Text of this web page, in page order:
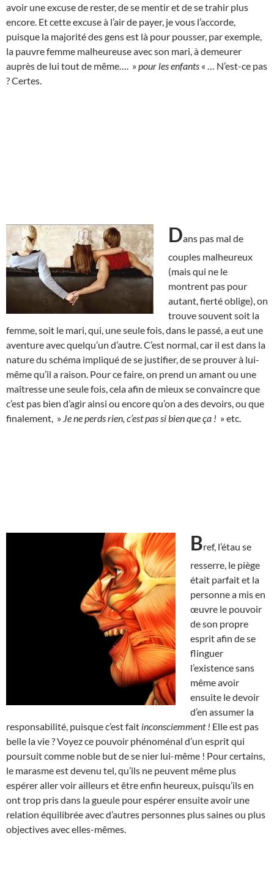
avoir une excuse de rester, de se mentir et de se trahir plus
encore. Et cette excuse à l’air de payer, je vous l’accorde,
puisque la majorité des gens est là pour pousser, par exemple,
la pauvre femme malheureuse avec son mari, à demeurer
auprès de lui tout de même…. »pour les enfants « … N’est-ce pas
? Certes.
Dans pas mal de
couples malheureux
(mais qui ne le
montrent pas pour
autant, fierté oblige), on
trouve souvent soit la
femme, soit le mari, qui, une seule fois, dans le passé, a eut une
aventure avec quelqu’un d’autre. C’est normal, car il est dans la
nature du schéma impliqué de se justifier, de se prouver à lui-
même qu’il a raison. Pour ce faire, on prend un amant ou une
maîtresse une seule fois, cela afin de mieux se convaincre que
c’est pas bien d’agir ainsi ou encore qu’on a des devoirs, ou que
finalement, » Je ne perds rien, c’est pas si bien que ça ! » etc.
Bref, l’étau se
resserre, le piège
était parfait et la
personne a mis en
œuvre le pouvoir
de son propre
esprit afin de se
flinguer
l’existence sans
même avoir
ensuite le devoir
d’en assumer la
responsabilité, puisque c’est fait inconsciemment ! Elle est pas
belle la vie ? Voyez ce pouvoir phénoménal d’un esprit qui
poursuit comme noble but de se nier lui-même ! Pour certains,
le marasme est devenu tel, qu’ils ne peuvent même plus
espérer aller voir ailleurs et être enfin heureux, puisqu’ils en
ont trop pris dans la gueule pour espérer ensuite avoir une
relation équilibrée avec d’autres personnes plus saines ou plus
objectives avec elles-mêmes.